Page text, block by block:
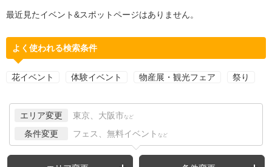
最近見たイベント&スポットページはありません。
よく使われる検索条件
花イベント 体験イベント 物産展・観光フェア 祭り
エリア変更 東京、大阪市 など
条件変更 フェス、無料イベント など